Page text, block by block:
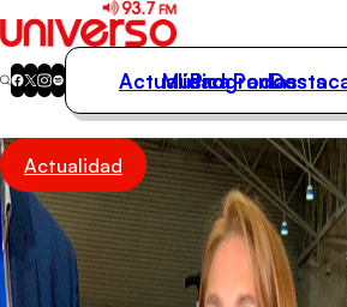
Actualidad
Música
Programas
Podcasts
Destacados
Actualidad
Música
Programas
Podcasts
Actualidad